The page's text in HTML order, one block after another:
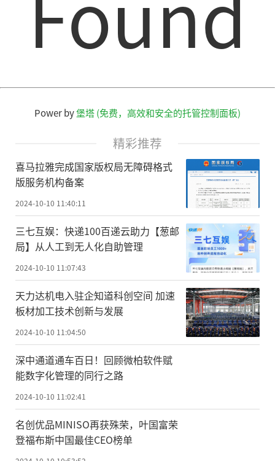
Power by堡塔 (免费，高效和安全的托管控制面板)
精彩推荐
喜马拉雅完成国家版权局无障碍格式
版服务机构备案
2024-10-10 11:40:11
三七互娱：快递100百递云助力【葱邮
局】从人工到无人化自助管理
2024-10-10 11:07:43
天力达机电入驻企知道科创空间 加速
板材加工技术创新与发展
2024-10-10 11:04:50
深中通道通车百日！回顾微柏软件赋
能数字化管理的同行之路
2024-10-10 11:02:41
名创优品MINISO再获殊荣，叶国富荣
登福布斯中国最佳CEO榜单